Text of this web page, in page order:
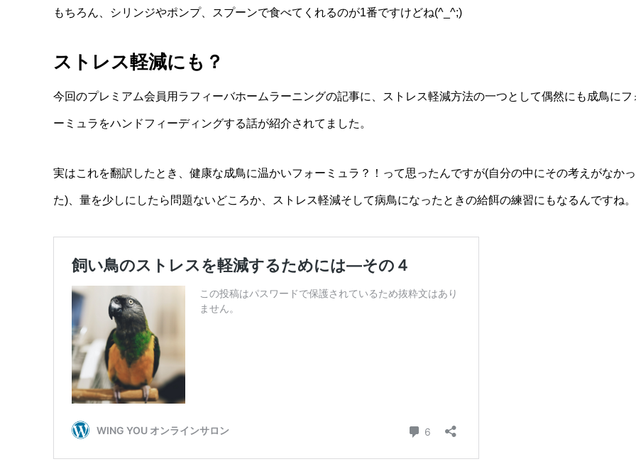
もちろん、シリンジやポンプ、スプーンで食べてくれるのが1番ですけどね(^_^;)
ストレス軽減にも？
今回のプレミアム会員用ラフィーバホームラーニングの記事に、ストレス軽減方法の一つとして偶然にも成鳥にフ
ーミュラをハンドフィーディングする話が紹介されてました。
実はこれを翻訳したとき、健康な成鳥に温かいフォーミュラ？！って思ったんですが(自分の中にその考えがなかっ
た)、量を少しにしたら問題ないどころか、ストレス軽減そして病鳥になったときの給餌の練習にもなるんですね。